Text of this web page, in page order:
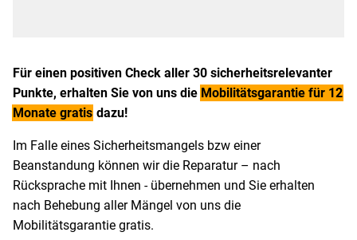
Für einen positiven Check aller 30 sicherheitsrelevanter
Punkte, erhalten Sie von uns die Mobilitätsgarantie für 12
Monate gratis dazu!
Im Falle eines Sicherheitsmangels bzw einer
Beanstandung können wir die Reparatur – nach
Rücksprache mit Ihnen - übernehmen und Sie erhalten
nach Behebung aller Mängel von uns die
Mobilitätsgarantie gratis.